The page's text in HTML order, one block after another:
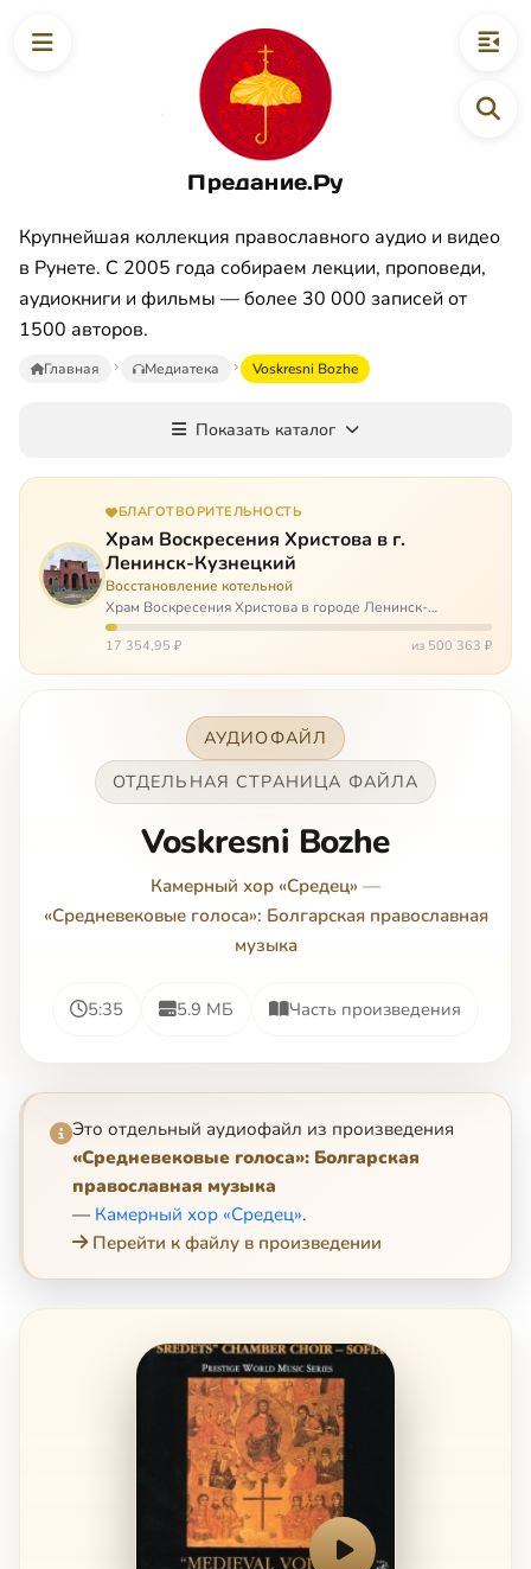
Предание.Ру
Крупнейшая коллекция православного аудио и видео
в Рунете. С 2005 года собираем лекции, проповеди,
аудиокниги и фильмы — более 30 000 записей от
1500 авторов.
Главная Медиатека Voskresni Bozhe
Показать каталог
БЛАГОТВОРИТЕЛЬНОСТЬ
Храм Воскресения Христова в г.
Ленинск-Кузнецкий
Восстановление котельной
Храм Воскресения Христова в городе Ленинск-
Кузнецкий в Кемеровской области – совсем новый, он
открылся всего 20 назад. И сейчас храм может вообще
17 354,95 ₽ из 500 363 ₽
АУДИОФАЙЛ
ОТДЕЛЬНАЯ СТРАНИЦА ФАЙЛА
Voskresni Bozhe
Камерный хор «Средец» —
«Средневековые голоса»: Болгарская православная
музыка
5:35 5.9 МБ Часть произведения
Это отдельный аудиофайл из произведения
«Средневековые голоса»: Болгарская
православная музыка
— Камерный хор «Средец».
Перейти к файлу в произведении